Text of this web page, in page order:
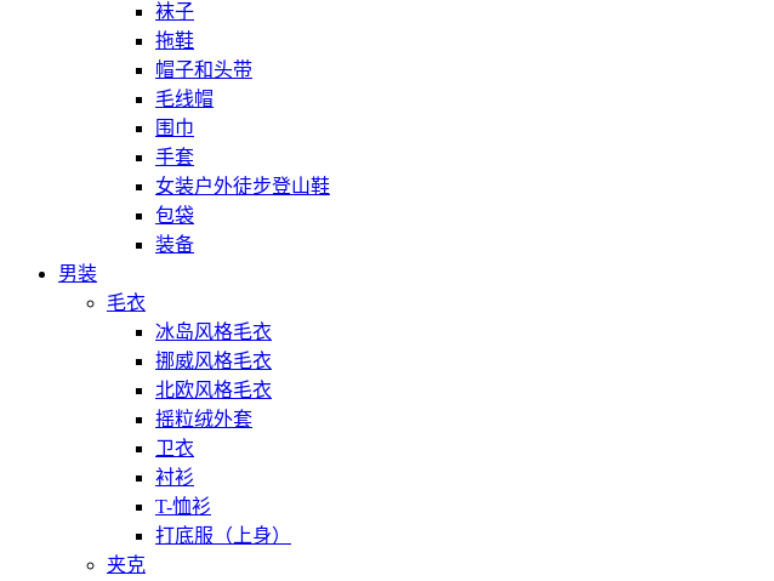
袜子
拖鞋
帽子和头带
毛线帽
围巾
手套
女装户外徒步登山鞋
包袋
装备
男装
毛衣
冰岛风格毛衣
挪威风格毛衣
北欧风格毛衣
摇粒绒外套
卫衣
衬衫
T-恤衫
打底服（上身）
夹克